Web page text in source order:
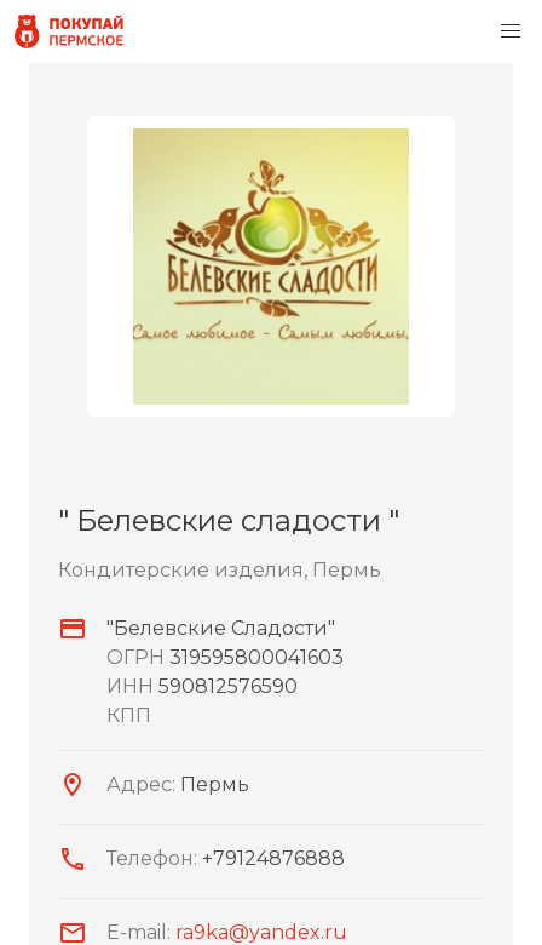
" Белевские сладости "
Кондитерские изделия, Пермь
"Белевские Сладости"
ОГРН 319595800041603
ИНН 590812576590
КПП
Адрес: Пермь
Телефон: +79124876888
E-mail: ra9ka@yandex.ru